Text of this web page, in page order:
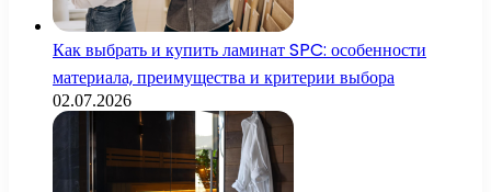
Как выбрать и купить ламинат SPC: особенности
материала, преимущества и критерии выбора
02.07.2026